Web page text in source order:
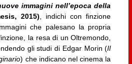
immagini nell’epoca della
2015), indichi con finzione
che palesano la propria
la resa di un Oltremondo,
gli studi di Edgar Morin (Il
) che indicano nel cinema la